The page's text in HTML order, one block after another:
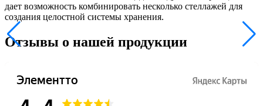
дает возможность комбинировать несколько стеллажей для
создания целостной системы хранения.
Отзывы о нашей продукции